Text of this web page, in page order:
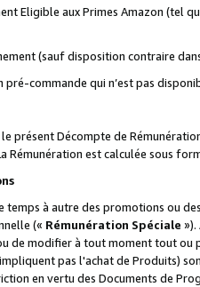
Eligible aux Primes Amazon (tel
(sauf disposition contraire
commande qui n’est pas
présent Décompte de
Rémunération est calculée sous
à autre des promotions ou
(« Rémunération Spéciale
de modifier à tout moment tout
pas l'achat de Produits)
en vertu des Documents de